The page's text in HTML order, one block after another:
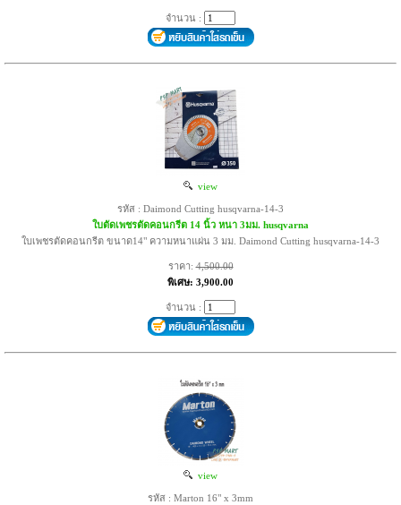
จำนวน :
view
รหัส : Daimond Cutting husqvarna-14-3
ใบตัดเพชรตัดคอนกรีต 14 นิ้ว หนา 3มม. husqvarna
ใบเพชรตัดคอนกรีต ขนาด14" ความหนาแผ่น 3 มม. Daimond Cutting husqvarna-14-3
ราคา:4,500.00
พิเศษ: 3,900.00
จำนวน :
view
รหัส : Marton 16" x 3mm